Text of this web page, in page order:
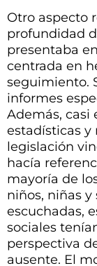
Otro aspecto
profundidad
presentaba
centrada en
seguimiento.
informes
Además, casi
estadísticas y
legislación
hacía
mayoría de
niños, niñas
escuchadas,
sociales
perspectiva
ausente. El